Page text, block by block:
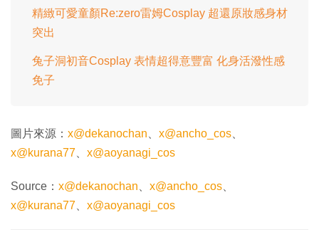
精緻可愛童顏Re:zero雷姆Cosplay 超還原妝感身材
突出
兔子洞初音Cosplay 表情超得意豐富 化身活潑性感
免子
圖片來源： x@dekanochan、 x@ancho_cos、
x@kurana77、 x@aoyanagi_cos
Source： x@dekanochan、 x@ancho_cos、
x@kurana77、 x@aoyanagi_cos